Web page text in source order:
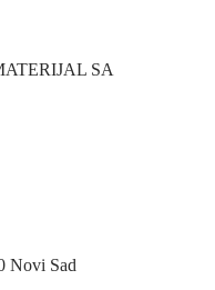
SA
Novi Sad